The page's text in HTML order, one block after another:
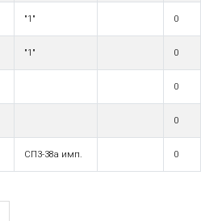
"1" 0
"1" 0
0
0
СП3-38а имп. 0